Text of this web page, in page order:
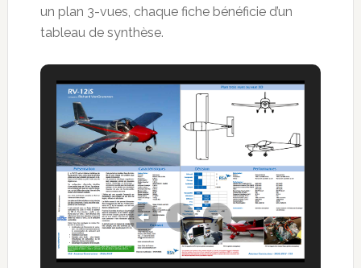
un plan 3-vues, chaque fiche bénéficie d’un
tableau de synthèse.